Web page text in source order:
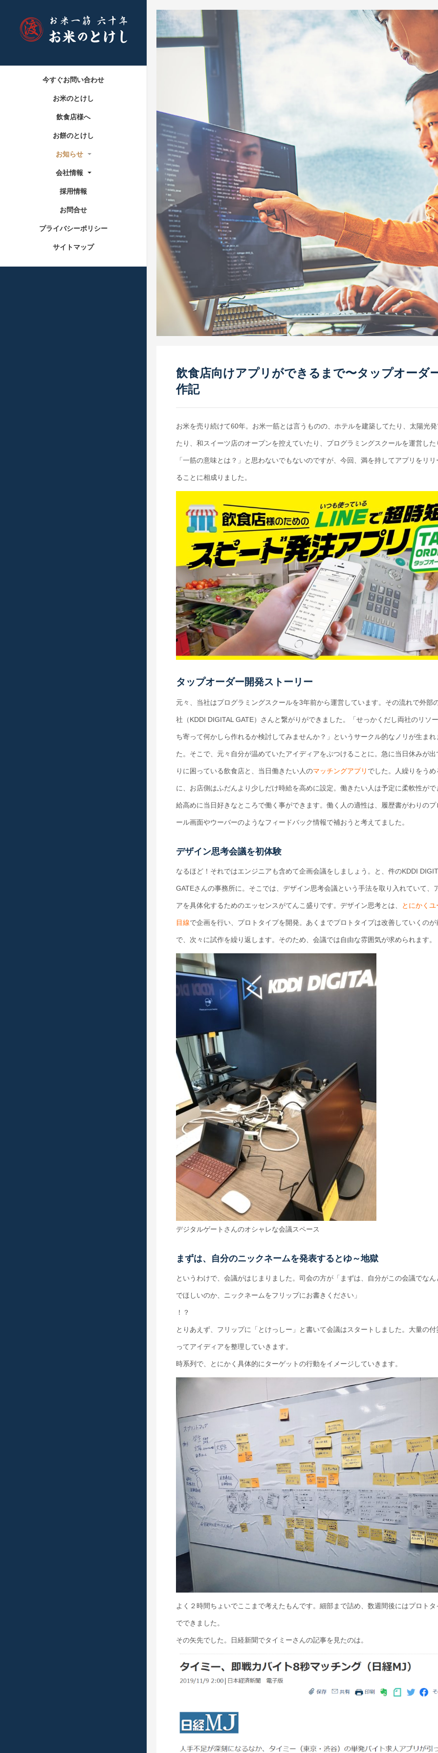
今すぐお問い合わせ
お米のとけし
飲食店様へ
お餅のとけし
お知らせ
会社情報
採用情報
お問合せ
プライバシーポリシー
サイトマップ
飲食店向けアプリができるまで〜タップオーダ
作記
お米を売り続けて60年。お米一筋とは言うものの、ホテルを建築してたり、太陽光
たり、和スイーツ店のオープンを控えていたり、プログラミングスクールを運営した
「一筋の意味とは？」と思わないでもないのですが、今回、満を持してアプリをリリ
ることに相成りました。
タップオーダー開発ストーリー
元々、当社はプログラミングスクールを3年前から運営しています。その流れで外部
社（KDDI DIGITAL GATE）さんと繋がりができました。「せっかくだし両社のリソ
ち寄って何かしら作れるか検討してみませんか？」というサークル的なノリが生まれ
た。そこで、元々自分が温めていたアイディアをぶつけることに。急に当日休みが出
りに困っている飲食店と、当日働きたい人のマッチングアプリ でした。人繰りをうめ
に、お店側はふだんより少しだけ時給を高めに設定。働きたい人は予定に柔軟性がで
給高めに当日好きなところで働く事ができます。働く人の適性は、履歴書がわりのプ
ール画面やウーバーのようなフィードバック情報で補おうと考えてました。
デザイン思考会議を初体験
なるほど！それではエンジニアも含めて企画会議をしましょう。と、件のKDDI
GATEさんの事務所に。そこでは、デザイン思考会議という手法を取り入れていて、
アを具体化するためのエッセンスがてんこ盛りです。デザイン思考とは、 とにかくユ
目線で企画を行い、プロトタイプを開発。あくまでプロトタイプは改善していくのが
で、次々に試作を繰り返します。そのため、会議では自由な雰囲気が求められます。
デジタルゲートさんのオシャレな会議スペース
まずは、自分のニックネームを発表するとゆ～地獄
というわけで、会議がはじまりました。司会の方が「まずは、自分がこの会議でなん
でほしいのか、ニックネームをフリップにお書きください」
！？
とりあえず、フリップに「とけっしー」と書いて会議はスタートしました。大量の付
ってアイディアを整理していきます。
時系列で、とにかく具体的にターゲットの行動をイメージしていきます。
よく２時間ちょいでここまで考えたもんです。細部まで詰め、数週間後にはプロトタ
でできました。
その矢先でした。日経新聞でタイミーさんの記事を見たのは。